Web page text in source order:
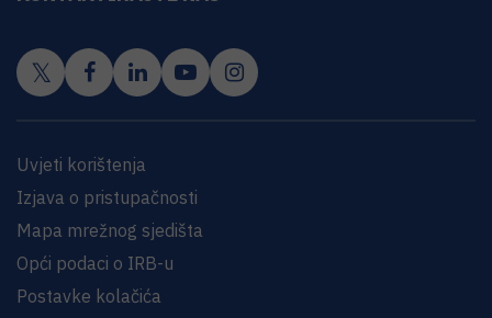
Uvjeti korištenja
Izjava o pristupačnosti
Mapa mrežnog sjedišta
Opći podaci o IRB-u
Postavke kolačića